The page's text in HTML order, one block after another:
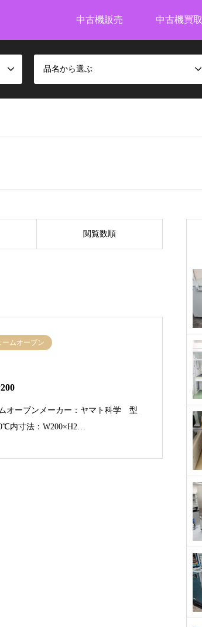
中古機販売 中古機買取
品名から選ぶ
閲覧数順
ームオーブン
ーブンメーカー：ヤマト科学 型
内寸法：W200×H2…